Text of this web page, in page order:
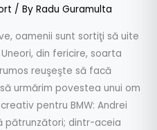
/ By Radu Guramulta
oamenii sunt sortiţi să uite
din fericire, soarta
reuşeşte să facă
urmărim povestea unui om
pentru BMW: Andrei
pătrunzători; dintr-aceia